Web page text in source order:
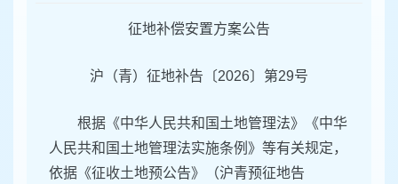
征地补偿安置方案公告
沪（青）征地补告〔2026〕第29号
根据《中华人民共和国土地管理法》《中华
人民共和国土地管理法实施条例》等有关规定，
依据《征收土地预公告》（沪青预征地告